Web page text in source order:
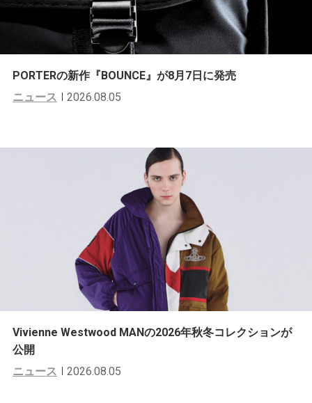
PORTERの新作『BOUNCE』が8月7日に発売
ニュース
2026.08.05
Vivienne Westwood MANの2026年秋冬コレクションが
公開
ニュース
2026.08.05